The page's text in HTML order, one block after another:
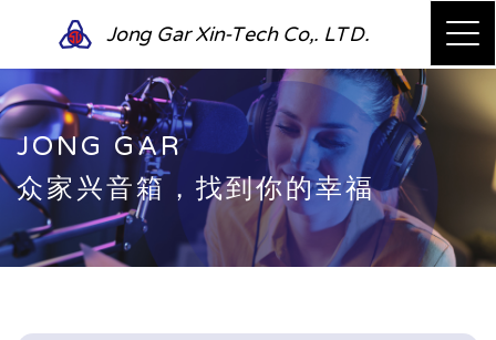
Jong Gar Xin-Tech Co,. LTD.
JONG GAR
众家兴音箱，找到你的幸福